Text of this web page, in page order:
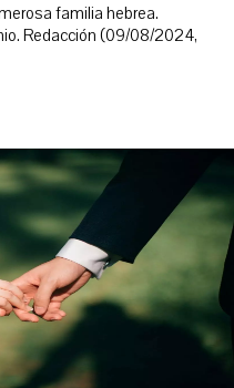
familia hebrea.
Redacción (09/08/2024,